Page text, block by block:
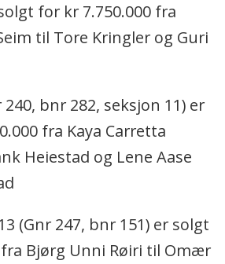
for kr 7.750.000 fra
til Tore Kringler og Guri
240, bnr 282, seksjon 11) er
fra Kaya Carretta
Heiestad og Lene Aase
(Gnr 247, bnr 151) er solgt
Bjørg Unni Røiri til Omær